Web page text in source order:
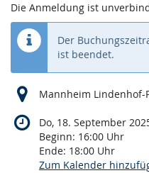
Die Anmeldung ist
Der
ist beendet.
Mannheim Lindenhof-
Do, 18. September
Beginn: 16:00 Uhr
Ende: 18:00 Uhr
Zum Kalender